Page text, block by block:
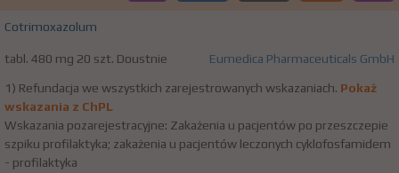
Cotrimoxazolum
tabl. 480 mg 20 szt. Doustnie Eumedica Pharmaceuticals GmbH
1) Refundacja we wszystkich zarejestrowanych wskazaniach. Pokaż
wskazania z ChPL
Wskazania pozarejestracyjne: Zakażenia u pacjentów po przeszczepie
szpiku profilaktyka; zakażenia u pacjentów leczonych cyklofosfamidem
- profilaktyka